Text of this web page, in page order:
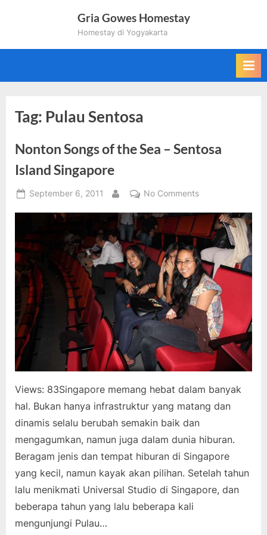
Gria Gowes Homestay
Homestay di Yogyakarta
Tag: Pulau Sentosa
Nonton Songs of the Sea – Sentosa
Island Singapore
Posted
September 6, 2011
By
No Commentson
Songs
of
the
Sea
–
Sentosa
Island
Singapore
Views: 83Singapore memang hebat dalam banyak
hal. Bukan hanya infrastruktur yang matang dan
dinamis selalu berubah semakin baik dan
mengagumkan, namun juga dalam dunia hiburan.
Beragam jenis dan tempat hiburan di Singapore
yang kecil, namun kayak akan pilihan. Setelah tahun
lalu menikmati Universal Studio di Singapore, dan
beberapa tahun yang lalu beberapa kali
mengunjungi Pulau…